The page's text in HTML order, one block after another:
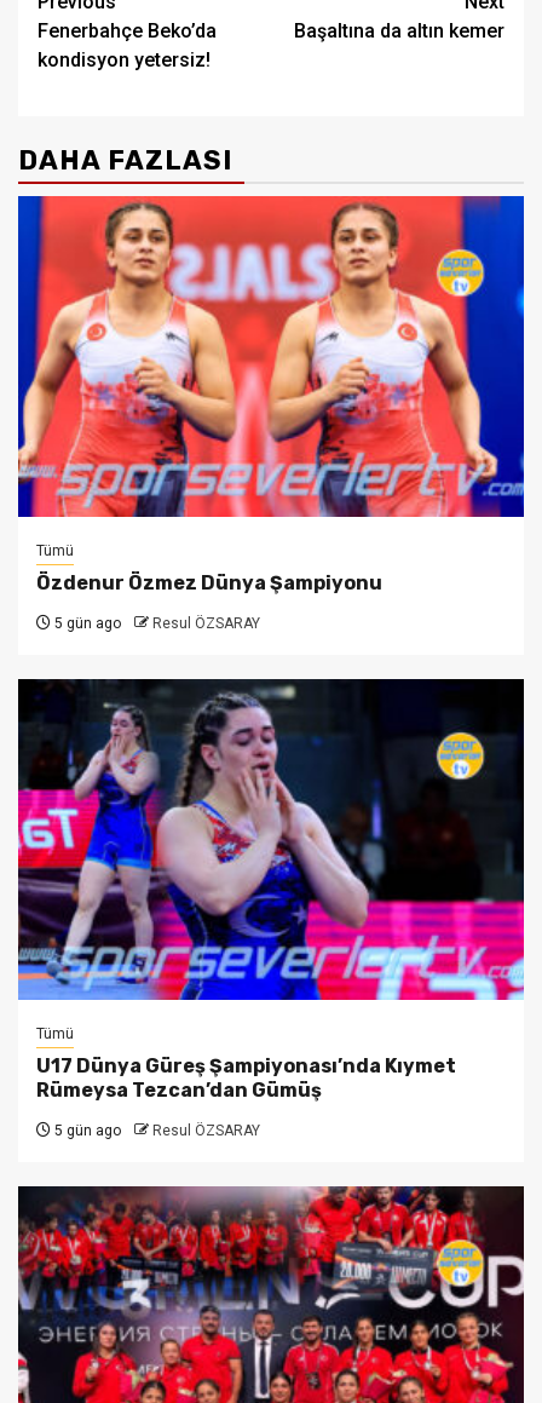
navigation
Fenerbahçe Beko’da
kondisyon yetersiz!
Başaltına da altın kemer
DAHA FAZLASI
Tümü
Özdenur Özmez Dünya Şampiyonu
5 gün ago Resul ÖZSARAY
Tümü
U17 Dünya Güreş Şampiyonası’nda Kıymet
Rümeysa Tezcan’dan Gümüş
5 gün ago Resul ÖZSARAY